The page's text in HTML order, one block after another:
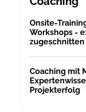
Onsite-
Workshops -
zugeschnitten
Coaching mit
Projekterfolg